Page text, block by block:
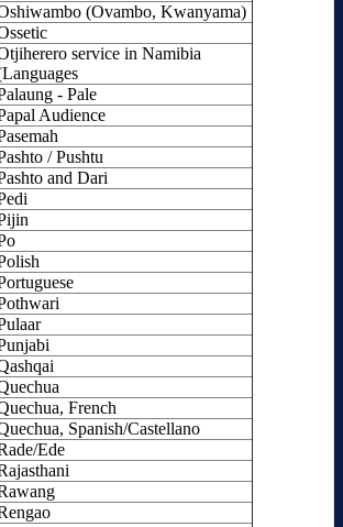
(Ovambo, Kwanyama)
service in Namibia
- Pale
Audience
/ Pushtu
and Dari
French
Spanish/Castellano
Ede